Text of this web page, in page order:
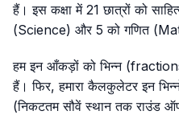
हैं। इस कक्षा में 21 छात्रों को
(Science) और 5 को गणित
हम इन आँकड़ों को भिन्न
हैं। फिर, हमारा कैलकुलेटर इन
(निकटतम सौवें स्थान तक राउंड